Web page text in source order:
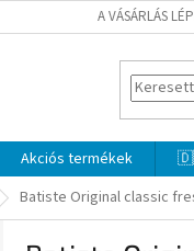
A VÁSÁRLÁS
Akciós termékek
Batiste Original classic